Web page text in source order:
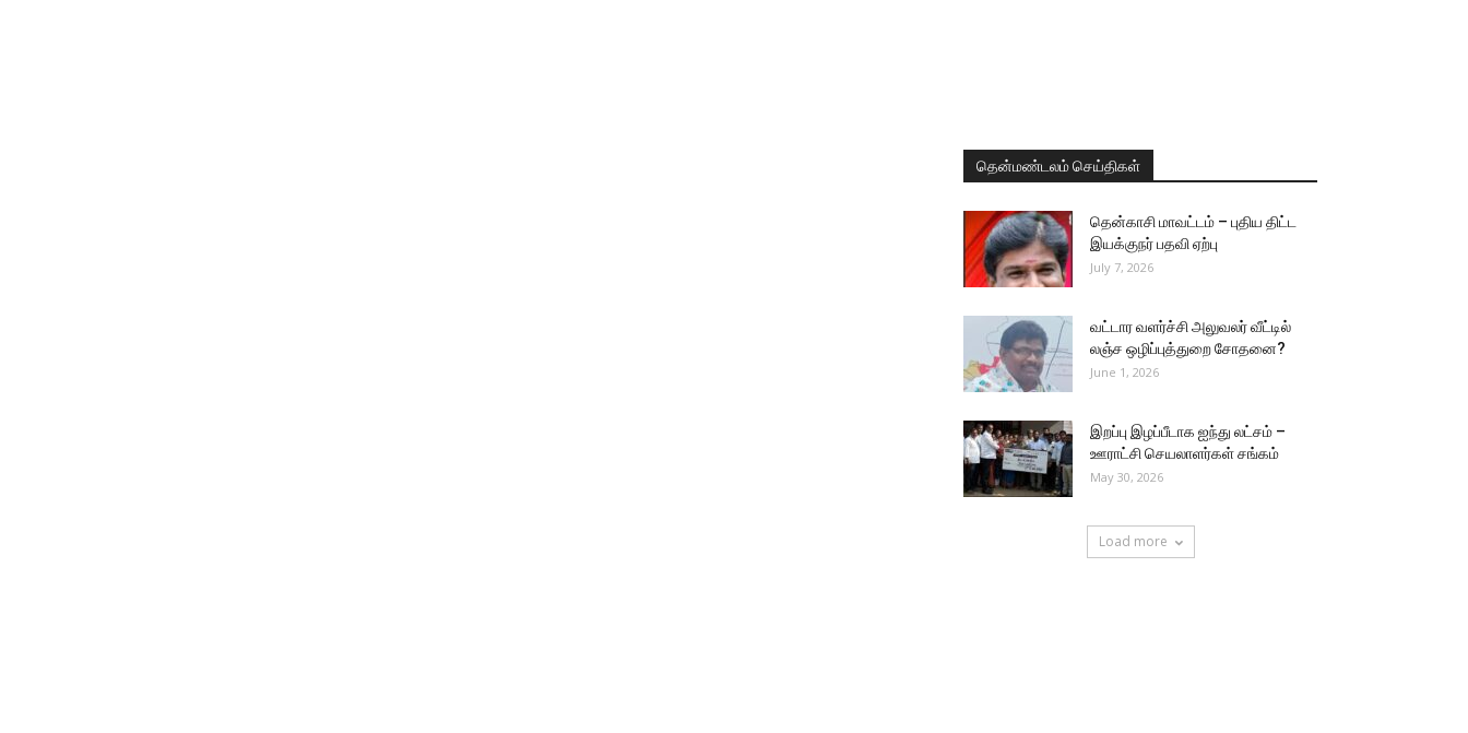
தென்மண்டலம் செய்திகள்
தென்காசி மாவட்டம் – புதிய திட்ட
இயக்குநர் பதவி ஏற்பு
July 7, 2026
வட்டார வளர்ச்சி அலுவலர் வீட்டில்
லஞ்ச ஒழிப்புத்துறை சோதனை?
June 1, 2026
இறப்பு இழப்பீடாக ஐந்து லட்சம் –
ஊராட்சி செயலாளர்கள் சங்கம்
May 30, 2026
Load more